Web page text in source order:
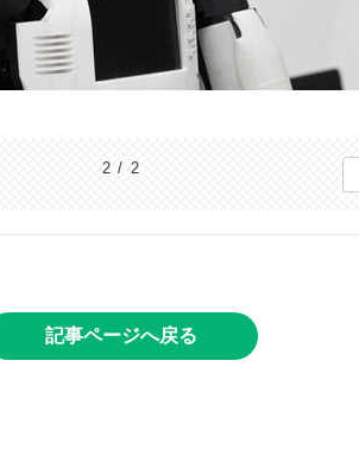
2 / 2
記事ページへ戻る